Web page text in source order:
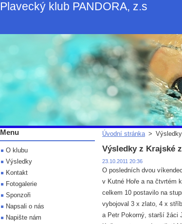
Plavecký klub PANDORA, z.s
Úvodní stránka >
Výsledky z Krajské
23.10.2011 20:36
O posledních dvou
v Kutné Hoře a na čtvrtém
celkem 10 postavilo na
vybojoval 3 x zlato, 4 x
a Petr Pokorný, starší žáci
Menu
O klubu
Výsledky
Kontakt
Fotogalerie
Sponzoři
Napsali o nás
Napište nám